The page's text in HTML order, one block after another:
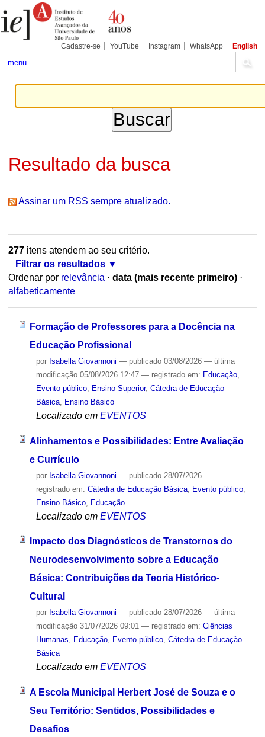
para
conteúdo.
Pessoais
Cadastre-se YouTube Instagram WhatsApp English
menu
Resultado da busca
Assinar um RSS sempre atualizado.
277itens atendem ao seu critério.
Filtrar os resultados
Ordenar por relevância · data (mais recente primeiro) ·
alfabeticamente
Formação de Professores para a Docência na
Educação Profissional
por Isabella Giovannoni — publicado03/08/2026 — última
modificação05/08/2026 12:47 — registrado em: Educação,
Evento público, Ensino Superior, Cátedra de Educação
Básica, Ensino Básico
Localizado em EVENTOS
Alinhamentos e Possibilidades: Entre Avaliação
e Currículo
por Isabella Giovannoni — publicado28/07/2026 —
registrado em: Cátedra de Educação Básica, Evento público,
Ensino Básico, Educação
Localizado em EVENTOS
Impacto dos Diagnósticos de Transtornos do
Neurodesenvolvimento sobre a Educação
Básica: Contribuições da Teoria Histórico-
Cultural
por Isabella Giovannoni — publicado28/07/2026 — última
modificação31/07/2026 09:01 — registrado em: Ciências
Humanas, Educação, Evento público, Cátedra de Educação
Básica
Localizado em EVENTOS
A Escola Municipal Herbert José de Souza e o
Seu Território: Sentidos, Possibilidades e
Desafios